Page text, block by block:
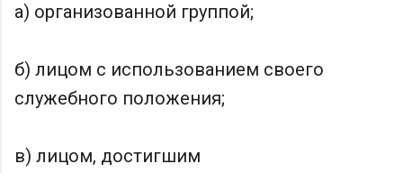
а) организованной группой;
б) лицом с использованием своего
служебного положения;
в) лицом, достигшим